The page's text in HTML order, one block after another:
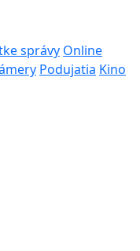
správy Online
Podujatia Kino